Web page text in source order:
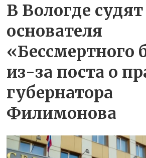
В Вологде судят
основателя
«Бессмертного
из-за поста о
губернатора
Филимонова